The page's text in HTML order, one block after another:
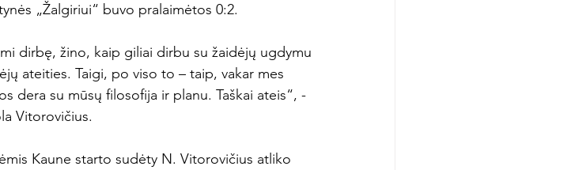
„Žalgiriui“ buvo pralaimėtos 0:2.
dirbę, žino, kaip giliai dirbu su žaidėjų ugdymu
ateities. Taigi, po viso to – taip, vakar mes
dera su mūsų filosofija ir planu. Taškai ateis“, -
Vitorovičius.
Kaune starto sudėty N. Vitorovičius atliko